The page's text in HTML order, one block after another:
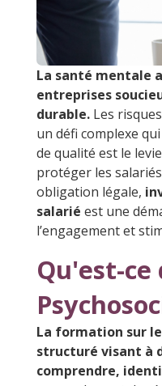
La santé mentale
entreprises
durable. Les
un défi complexe
de qualité est le
protéger les
obligation légale,
salarié est une
l’engagement et
Qu'est-ce
La formation sur
structuré visant à
comprendre,